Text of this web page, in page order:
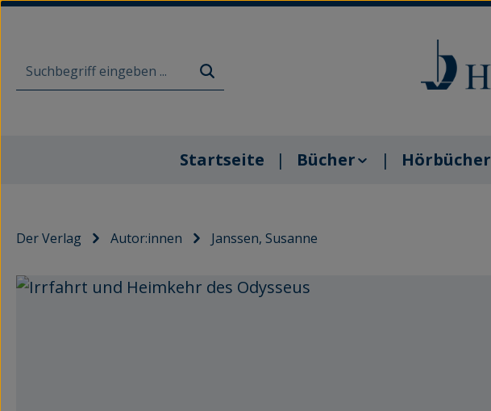
Startseite Bücher Hörbücher
Der Verlag Autor:innen Janssen, Susanne
Bildergalerie überspringen